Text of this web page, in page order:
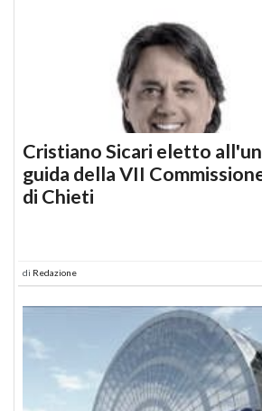
Cristiano Sicari eletto
guida della VII
di Chieti
di Redazione